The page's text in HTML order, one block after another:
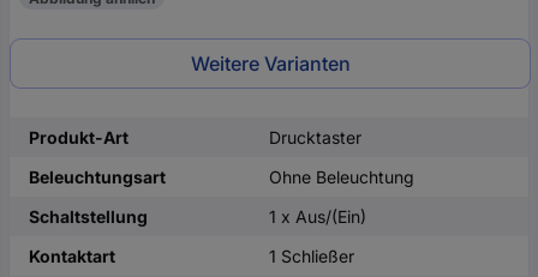
Weitere Varianten
Produkt-Art
Drucktaster
Beleuchtungsart
Ohne Beleuchtung
Schaltstellung
1 x Aus/(Ein)
Kontaktart
1 Schließer